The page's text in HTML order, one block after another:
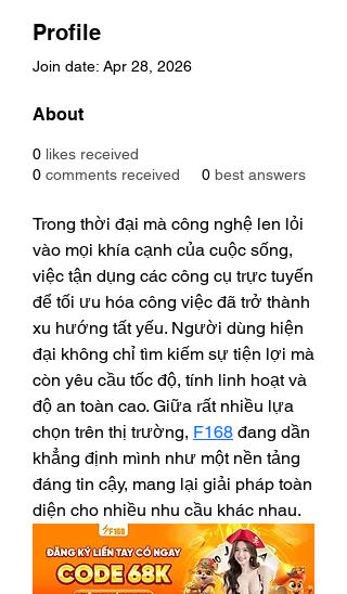
Profile
Join date: Apr 28, 2026
About
0 likes received
0 comments received 0 best answers
Trong thời đại mà công nghệ len lỏi
vào mọi khía cạnh của cuộc sống,
việc tận dụng các công cụ trực tuyến
để tối ưu hóa công việc đã trở thành
xu hướng tất yếu. Người dùng hiện
đại không chỉ tìm kiếm sự tiện lợi mà
còn yêu cầu tốc độ, tính linh hoạt và
độ an toàn cao. Giữa rất nhiều lựa
chọn trên thị trường, F168 đang dần
khẳng định mình như một nền tảng
đáng tin cậy, mang lại giải pháp toàn
diện cho nhiều nhu cầu khác nhau.